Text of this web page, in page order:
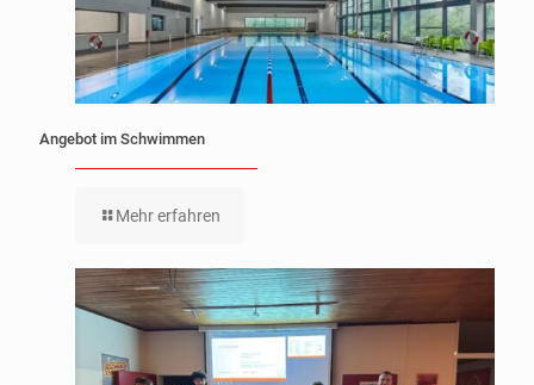
Angebot im Schwimmen
Mehr erfahren